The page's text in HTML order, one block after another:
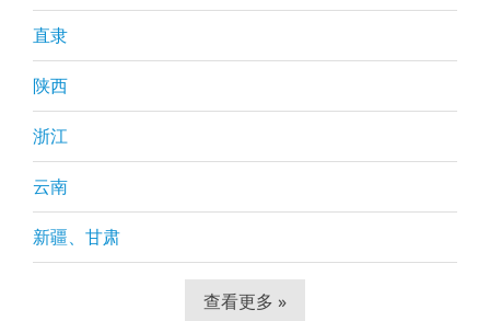
直隶
陕西
浙江
云南
新疆、甘肃
查看更多 »